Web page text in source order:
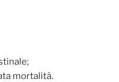
mortalità.